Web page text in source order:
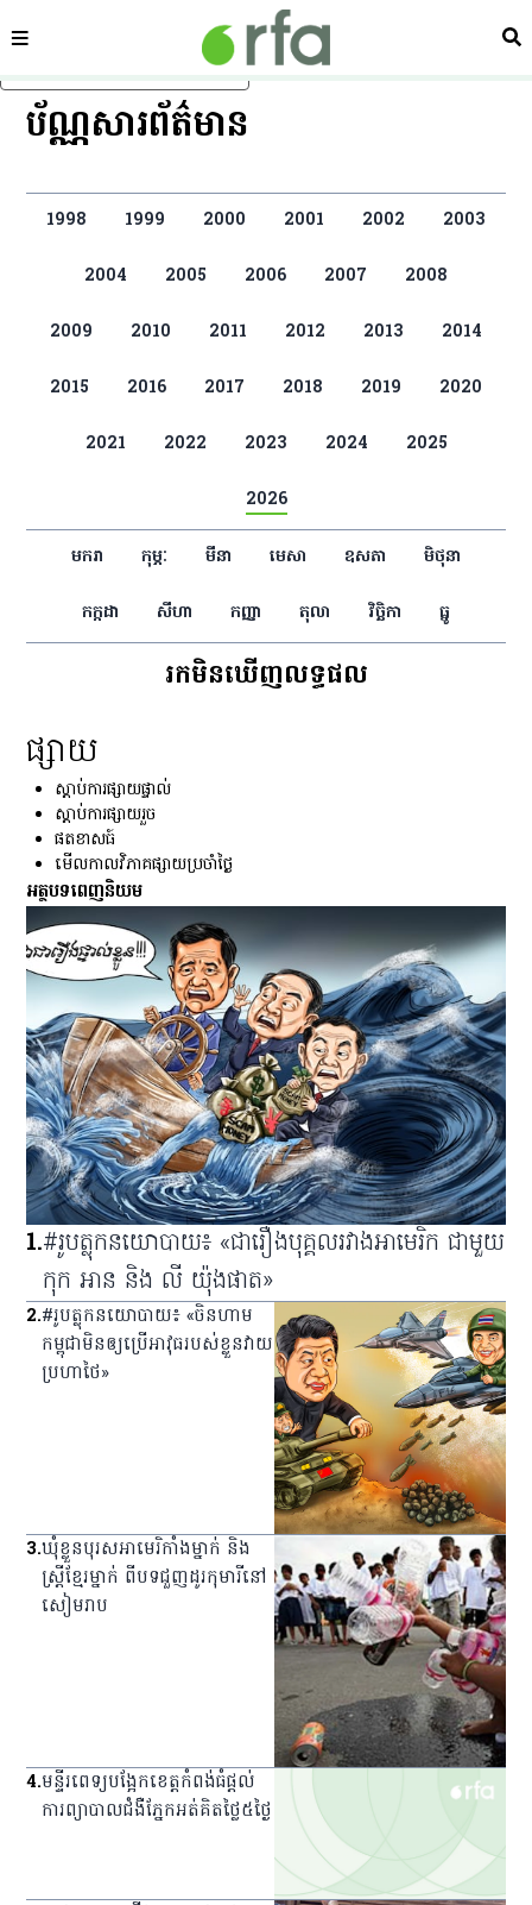
រំលងទៅមាតិកាចម្បង
ផ្នែក ស្វ
ប័ណ្ណសារព័ត៌មាន
1998 1999 2000 2001 2002 2003
2004 2005 2006 2007 2008
2009 2010 2011 2012 2013 2014
2015 2016 2017 2018 2019 2020
2021 2022 2023 2024 2025
2026
មករា កុម្ភៈ មីនា មេសា ឧសភា មិថុនា
កក្កដា សីហា កញ្ញា តុលា វិច្ឆិកា ធ្នូ
រកមិនឃើញលទ្ធផល
ផ្សាយ
ស្ដាប់ការផ្សាយផ្ទាល់
ស្ដាប់ការផ្សាយរួច
ផតខាសធ៍
មើលកាលវិភាគផ្សាយប្រចាំថ្ងៃ
អត្ថបទពេញនិយម
1.#រូបត្លុកនយោបាយ៖ «ជារឿងបុគ្គលរវាងអាមេរិក ជាមួយ
កុក អាន និង លី យ៉ុងផាត»
2.#រូបត្លុកនយោបាយ៖ «ចិនហាម
កម្ពុជាមិនឲ្យប្រើអាវុធរបស់ខ្លួនវាយ
ប្រហាថៃ»
3.ឃុំ​ខ្លួន​បុរស​អាមេរិកាំង​ម្នាក់ និង​
ស្ត្រី​ខ្មែរ​ម្នាក់ ពី​បទ​ជួញ​ដូរ​កុមារី​នៅ​
សៀមរាប
4.មន្ទីរពេទ្យ​បង្អែក​ខេត្ត​កំពង់ធំ​ផ្ដល់​
ការ​ព្យាបាល​ជំងឺ​ភ្នែក​អត់​គិត​ថ្លៃ​៥​ថ្ងៃ